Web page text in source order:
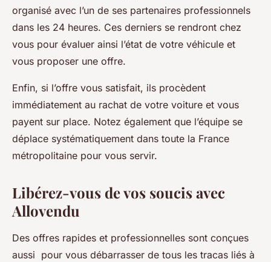
organisé avec l’un de ses partenaires professionnels
dans les 24 heures. Ces derniers se rendront chez
vous pour évaluer ainsi l’état de votre véhicule et
vous proposer une offre.
Enfin, si l’offre vous satisfait, ils procèdent
immédiatement au rachat de votre voiture et vous
payent sur place. Notez également que l’équipe se
déplace systématiquement dans toute la France
métropolitaine pour vous servir.
Libérez-vous de vos soucis avec
Allovendu
Des offres rapides et professionnelles sont conçues
aussi pour vous débarrasser de tous les tracas liés à